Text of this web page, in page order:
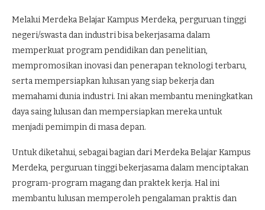
Melalui Merdeka Belajar Kampus Merdeka, perguruan tinggi
negeri/swasta dan industri bisa bekerjasama dalam
memperkuat program pendidikan dan penelitian,
mempromosikan inovasi dan penerapan teknologi terbaru,
serta mempersiapkan lulusan yang siap bekerja dan
memahami dunia industri. Ini akan membantu meningkatkan
daya saing lulusan dan mempersiapkan mereka untuk
menjadi pemimpin di masa depan.
Untuk diketahui, sebagai bagian dari Merdeka Belajar Kampus
Merdeka, perguruan tinggi bekerjasama dalam menciptakan
program-program magang dan praktek kerja. Hal ini
membantu lulusan memperoleh pengalaman praktis dan